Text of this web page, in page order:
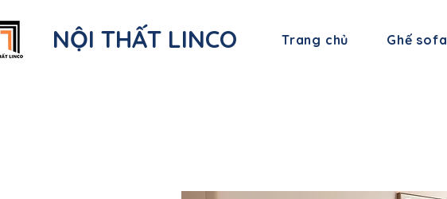
NỘI THẤT LINCO Trang chủ Ghế sofa